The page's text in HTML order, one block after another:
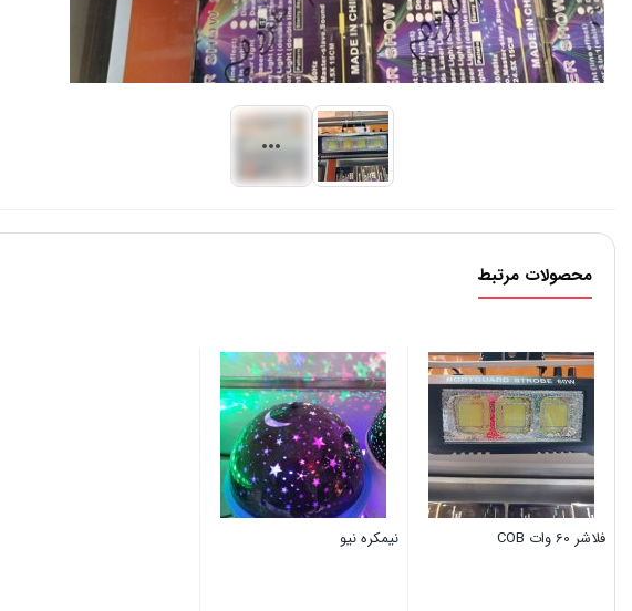
محصولات مرتبط
فلاشر 60 وات COB نیمکره نیو